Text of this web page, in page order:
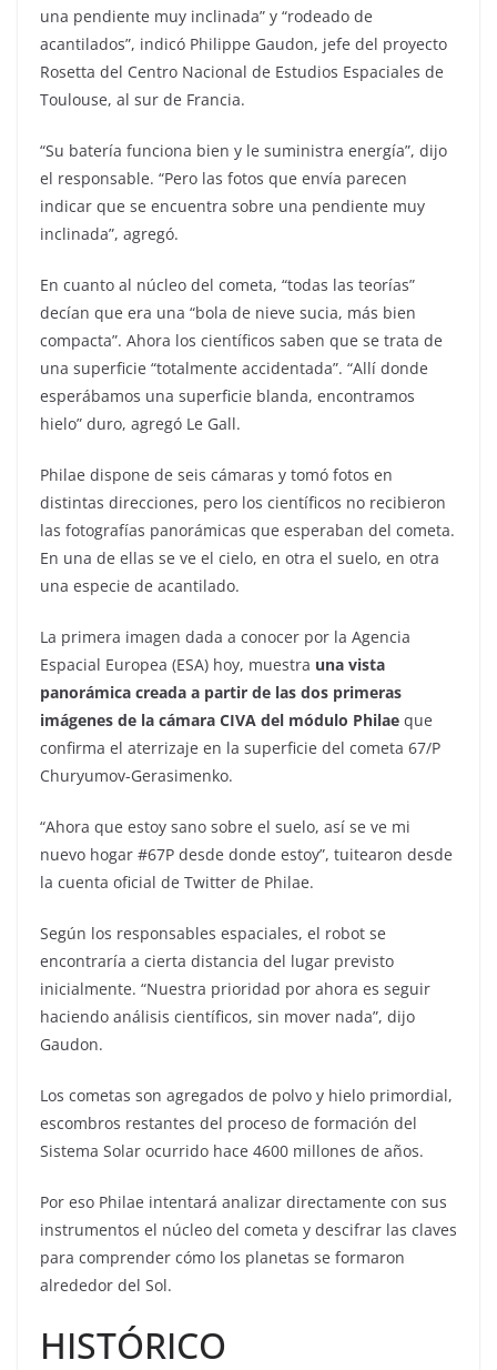
una pendiente muy inclinada” y “rodeado de
acantilados”, indicó Philippe Gaudon, jefe del proyecto
Rosetta del Centro Nacional de Estudios Espaciales de
Toulouse, al sur de Francia.
“Su batería funciona bien y le suministra energía”, dijo
el responsable. “Pero las fotos que envía parecen
indicar que se encuentra sobre una pendiente muy
inclinada”, agregó.
En cuanto al núcleo del cometa, “todas las teorías”
decían que era una “bola de nieve sucia, más bien
compacta”. Ahora los científicos saben que se trata de
una superficie “totalmente accidentada”. “Allí donde
esperábamos una superficie blanda, encontramos
hielo” duro, agregó Le Gall.
Philae dispone de seis cámaras y tomó fotos en
distintas direcciones, pero los científicos no recibieron
las fotografías panorámicas que esperaban del cometa.
En una de ellas se ve el cielo, en otra el suelo, en otra
una especie de acantilado.
La primera imagen dada a conocer por la Agencia
Espacial Europea (ESA) hoy, muestra una vista
panorámica creada a partir de las dos primeras
imágenes de la cámara CIVA del módulo Philae que
confirma el aterrizaje en la superficie del cometa 67/P
Churyumov-Gerasimenko.
“Ahora que estoy sano sobre el suelo, así se ve mi
nuevo hogar #67P desde donde estoy”, tuitearon desde
la cuenta oficial de Twitter de Philae.
Según los responsables espaciales, el robot se
encontraría a cierta distancia del lugar previsto
inicialmente. “Nuestra prioridad por ahora es seguir
haciendo análisis científicos, sin mover nada”, dijo
Gaudon.
Los cometas son agregados de polvo y hielo primordial,
escombros restantes del proceso de formación del
Sistema Solar ocurrido hace 4600 millones de años.
Por eso Philae intentará analizar directamente con sus
instrumentos el núcleo del cometa y descifrar las claves
para comprender cómo los planetas se formaron
alrededor del Sol.
HISTÓRICO